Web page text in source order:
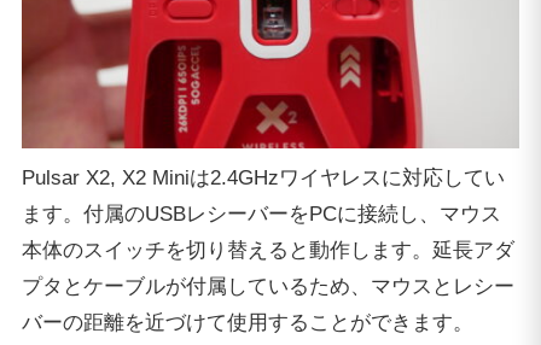
Pulsar X2, X2 Miniは2.4GHzワイヤレスに対応してい
ます。付属のUSBレシーバーをPCに接続し、マウス
本体のスイッチを切り替えると動作します。延長アダ
プタとケーブルが付属しているため、マウスとレシー
バーの距離を近づけて使用することができます。